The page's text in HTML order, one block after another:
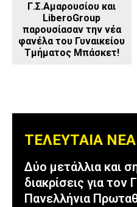
Γ.Σ.Αμαρουσίου και
LiberoGroup
παρουσίασαν την νέα
φανέλα του Γυναικείου
Τμήματος Μπάσκετ!
ΤΕΛΕΥΤΑΙΑ ΝΕΑ
Δύο μετάλλια και
διακρίσεις για
Πανελλήνια